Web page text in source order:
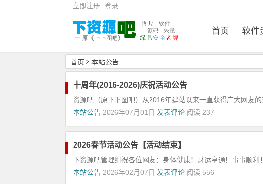
立即注册 登录
首页 软件
首页 本站公告
十周年(2016-2026)庆祝活动公告
资源吧（原下下图吧）从2016年建站以来一直获得广大网友
本站公告 2026年07月01日 发表评论 阅读 237
2026春节活动公告【活动结束】
下资源吧管理组祝各位网友：身体健康！财运亨通！事事顺利
本站公告 2026年02月07日 发表评论 阅读 556